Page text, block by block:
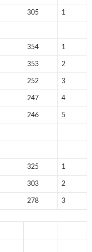
305 1
354 1
353 2
252 3
247 4
246 5
325 1
303 2
278 3